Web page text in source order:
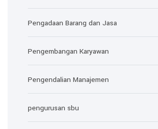
Pengadaan Barang dan Jasa
Pengembangan Karyawan
Pengendalian Manajemen
pengurusan sbu